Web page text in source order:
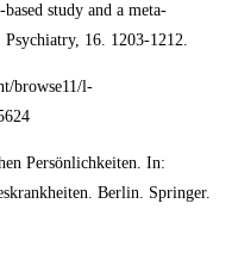
study and a meta-
16. 1203-1212.
browse11/l-
Persönlichkeiten. In:
Berlin. Springer.